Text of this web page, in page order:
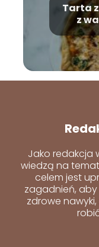
Tarta
z
Jako redakcja
wiedzą na
celem jest
zagadnień, aby
zdrowe